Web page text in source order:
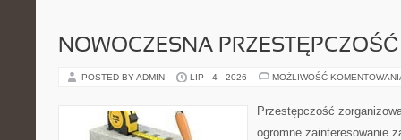
NOWOCZESNA PRZESTĘPCZOŚĆ
POSTED BY ADMIN LIP - 4 - 2026 MOŻLIWOŚĆ
Przestępczość
ogromne zainteresowanie